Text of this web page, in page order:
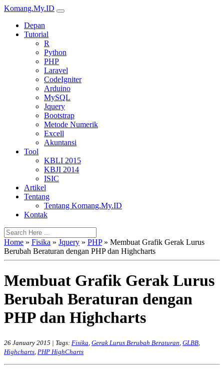
Komang.My.ID
Depan
Tutorial
R
Python
PHP
Laravel
CodeIgniter
Arduino
MySQL
Jquery
Bootstrap
Metode Numerik
Excell
Akuntansi
Tool
KBLI 2015
KBJI 2014
ISIC
Artikel
Tentang
Tentang Komang.My.ID
Kontak
Home » Fisika » Jquery » PHP» Membuat Grafik Gerak Lurus
Berubah Beraturan dengan PHP dan Highcharts
Membuat Grafik Gerak Lurus
Berubah Beraturan dengan
PHP dan Highcharts
26 January 2015 | Tags: Fisika Gerak Lurus Berubah Beraturan GLBB
Highcharts PHP HighCharts